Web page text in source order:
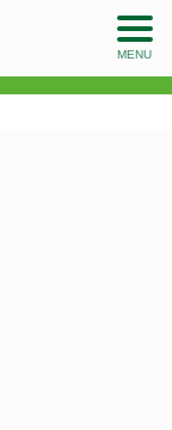
MENU